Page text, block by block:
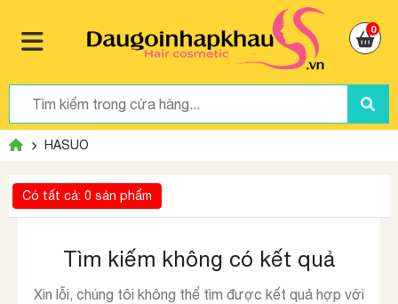
0
HASUO
Có tất cả: 0 sản phẩm
Tìm kiếm không có kết quả
Xin lỗi, chúng tôi không thể tìm được kết quả hợp với